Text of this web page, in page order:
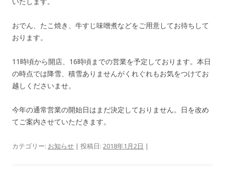
おでん、たこ焼き、牛すじ味噌煮などをご用意してお待ちして
おります。
11時頃から開店、16時頃までの営業を予定しております。本日
の時点では降雪、積雪ありませんがくれぐれもお気をつけてお
越しくださいませ。
今年の通常営業の開始日はまだ決定しておりません。日を改め
てご案内させていただきます。
カテゴリー: お知らせ | 投稿日: 2018年1月2日 |